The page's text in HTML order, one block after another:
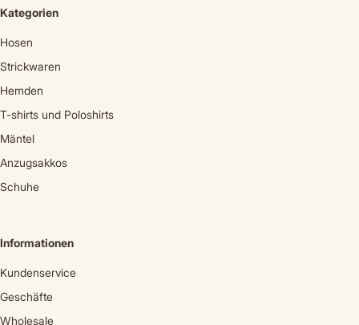
Kategorien
Hosen
Strickwaren
Hemden
T-shirts und Poloshirts
Mäntel
Anzugsakkos
Schuhe
Informationen
Kundenservice
Geschäfte
Wholesale